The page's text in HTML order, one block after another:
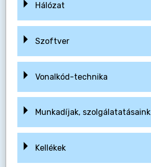
Hálózat
Szoftver
Vonalkód-technika
Munkadíjak, szolgálatatásaink
Kellékek